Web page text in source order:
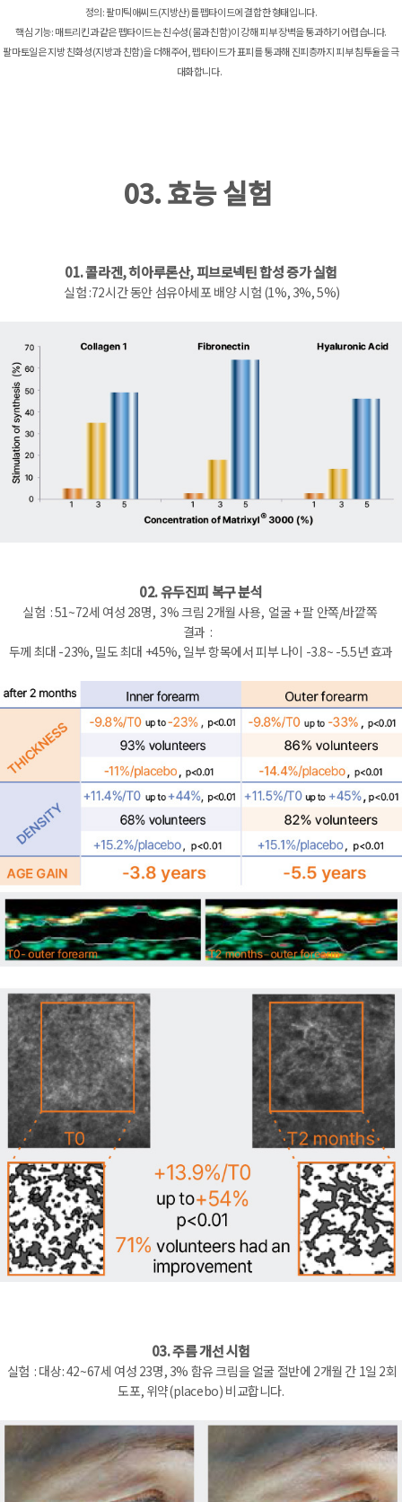
정의: 팔미틱애씨드(지방산)를 펩타이드에 결합한 형태입니다.
핵심 기능: 매트리킨과 같은 펩타이드는 친수성(물과 친함)이 강해 피부 장벽을 통과하기 어렵습니다.
팔마토일은 지방 친화성(지방과 친함)을 더해주어, 펩타이드가 표피를 통과해 진피층까지 피부 침투율을 극
대화합니다.
03. 효능 실험
01. 콜라겐, 히아루론산, 피브로넥틴 합성 증가 실험
실험 :72시간 동안 섬유아세포 배양 시험 (1%, 3%, 5%)
02. 유두진피 복구 분석
실험 : 51~72세 여성 28명, 3% 크림 2개월 사용, 얼굴 + 팔 안쪽/바깥쪽
결과 :
두께 최대 -23%, 밀도 최대 +45%, 일부 항목에서 피부 나이 -3.8~ -5.5년 효과
03. 주름 개선 시험
실험 : 대상: 42~67세 여성 23명, 3% 함유 크림을 얼굴 절반에 2개월 간 1일 2회
도포, 위약(placebo) 비교합니다.